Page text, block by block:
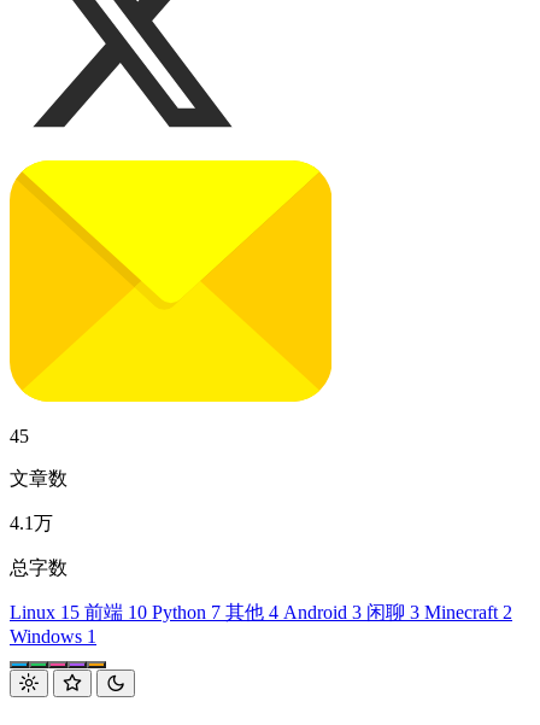
45
文章数
4.1万
总字数
Linux 15 前端 10 Python 7 其他 4 Android 3 闲聊 3 Minecraft 2
Windows 1